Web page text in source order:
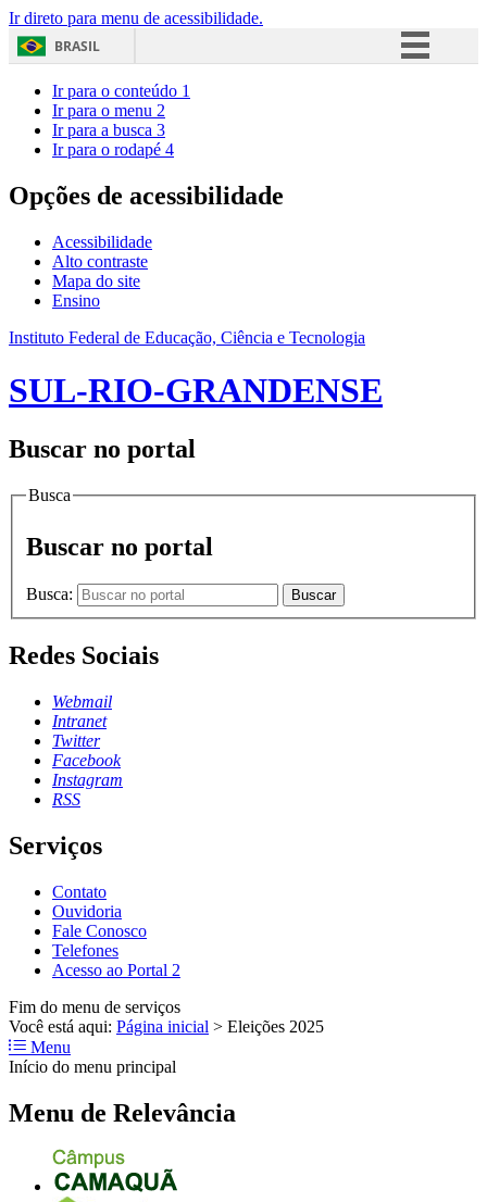
Ir direto para menu de acessibilidade.
BRASIL
Acesso à informação
Ir para o conteúdo 1
Ir para o menu 2
Ir para a busca 3
Ir para o rodapé 4
Opções de acessibilidade
Acessibilidade
Alto contraste
Mapa do site
Ensino
Instituto Federal de Educação, Ciência e Tecnologia
SUL-RIO-GRANDENSE
Buscar no portal
Busca
Buscar no portal
Busca: Buscar
Redes Sociais
Webmail
Intranet
Twitter
Facebook
Instagram
RSS
Serviços
Contato
Ouvidoria
Fale Conosco
Telefones
Acesso ao Portal 2
Fim do menu de serviços
Você está aqui: Página inicial > Eleições 2025
Menu
Início do menu principal
Menu de Relevância